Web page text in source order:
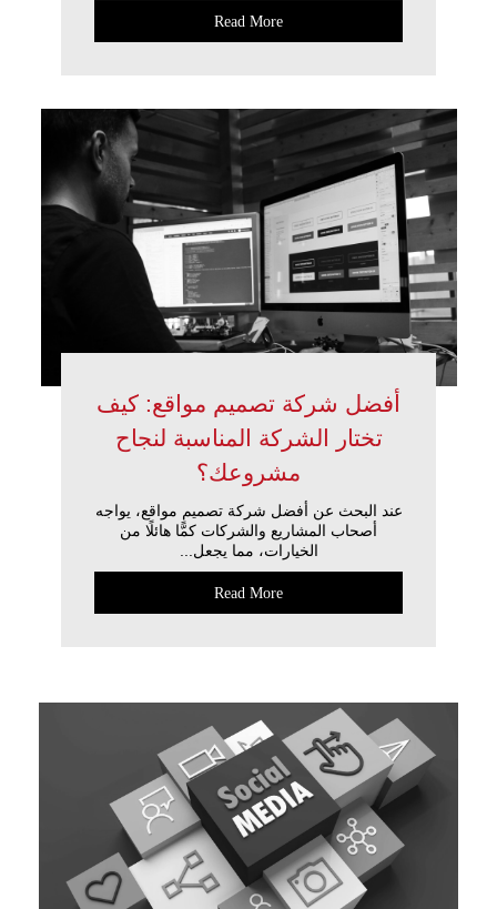
Read More
أفضل شركة تصميم مواقع: كيف
تختار الشركة المناسبة لنجاح
مشروعك؟
عند البحث عن أفضل شركة تصميم مواقع، يواجه
أصحاب المشاريع والشركات كمًّا هائلًا من
الخيارات، مما يجعل...
Read More